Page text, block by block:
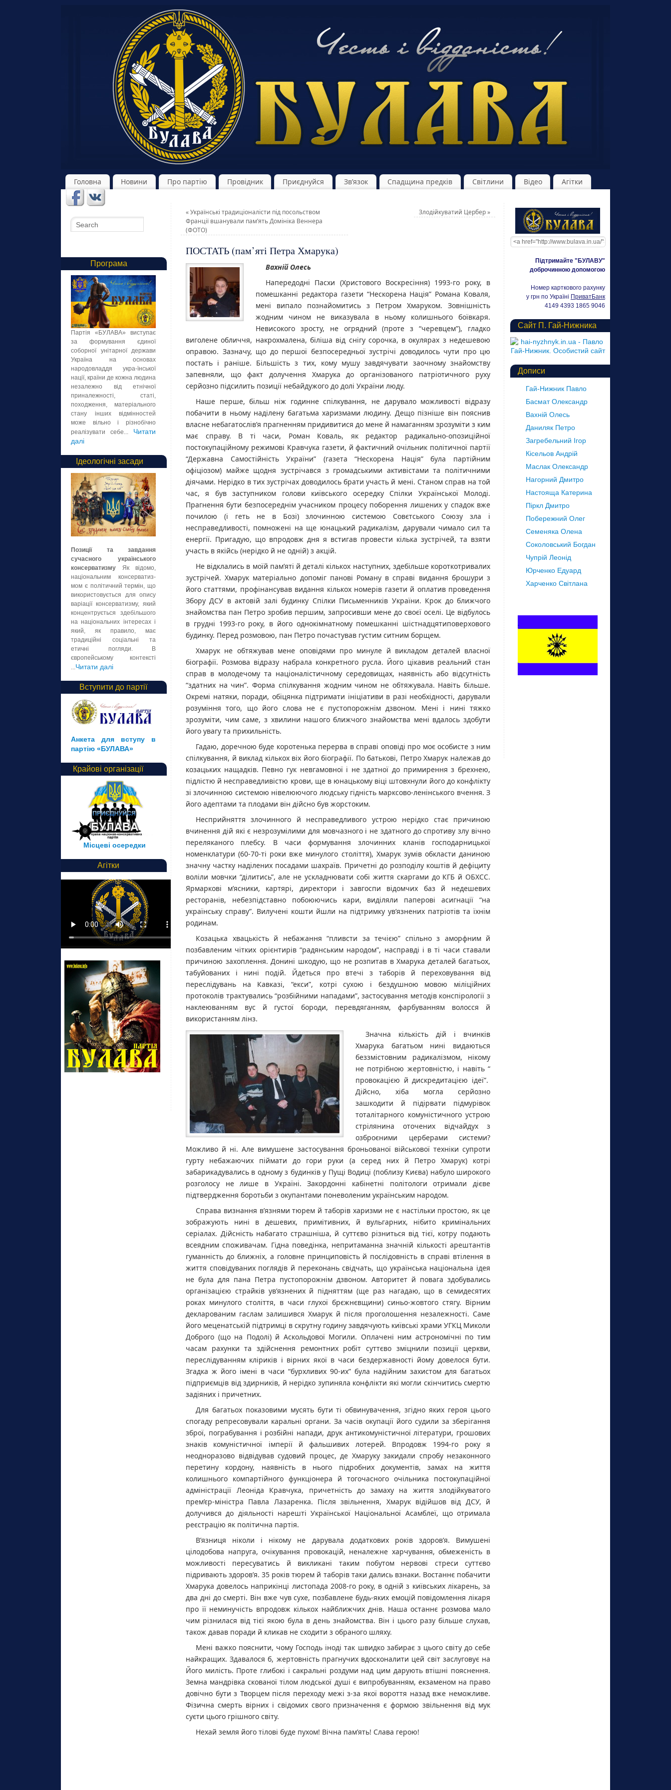
Головна Новини Про партію Провідник Приєднуйся Зв’язок Спадщина предків Світлини Відео Агітки
«Українські традиціоналісти під посольством
Франції вшанували пам’ять Домініка Веннера
(ФОТО)
Злодійкуватий Цербер»
ПОСТАТЬ (пам’яті Петра Хмарука)
Вахній Олесь
Напередодні Пасхи (Христового Воскресіння) 1993-го року, в
помешканні редактора газети “Нескорена Нація” Романа Коваля,
мені випало познайомитись з Петром Хмаруком. Зовнішність
жодним чином не виказувала в ньому колишнього боївкаря.
Невисокого зросту, не огрядний (проте з “черевцем”), гладко
виголене обличчя, накрохмалена, біліша від снігу сорочка, в окулярах з недешевою
оправою. Зазначу, що до першої безпосередньої зустрічі доводилось чути про цю
постать і раніше. Більшість з тих, кому мушу завдячувати заочному знайомству
запевняли, що факт долучення Хмарука до організованого патріотичного руху
серйозно підсилить позиції небайдужого до долі України люду.
Наше перше, більш ніж годинне спілкування, не дарувало можливості відразу
побачити в ньому наділену багатьма харизмами людину. Дещо пізніше він пояснив
власне небагатослів’я прагненням придивитися до мене й намаганням зрозуміти з ким
має справу. В ті часи, Роман Коваль, як редактор радикально-опозиційної
постокупаційному режимові Кравчука газети, й фактичний очільник політичної партії
“Державна Самостійність України” (газета “Нескорена Нація” була партійним
офіціозом) майже щодня зустрічався з громадськими активістами та політичними
діячами. Нерідко в тих зустрічах доводилось брати участь й мені. Станом справ на той
час, я був заступником голови київського осередку Спілки Української Молоді.
Прагнення бути безпосереднім учасником процесу поборення лишених у спадок вже
почилою (і геть не в Бозі) злочинною системою Совєтського Союзу зла і
несправедливості, помножені на ще юнацький радикалізм, дарували чимало сил та
енергії. Пригадую, що впродовж дня я встигав провести кілька зустрічей, та взяти
участь в якійсь (нерідко й не одній) з акцій.
Не відклались в моїй пам’яті й деталі кількох наступних, здебільше короткотривалих
зустрічей. Хмарук матеріально допоміг панові Роману в справі видання брошури з
його статтями, профінансував видання кількох номерів газети й оплатив проведення
Збору ДСУ в актовій залі будинку Спілки Письменників України. Крок до ближчого
знайомства пан Петро зробив першим, запросивши мене до своєї оселі. Це відбулось
в грудні 1993-го року, в його однокімнатному помешканні шістнадцятиповерхового
будинку. Перед розмовою, пан Петро почастував густим ситним борщем.
Хмарук не обтяжував мене оповідями про минуле й викладом деталей власної
біографії. Розмова відразу набрала конкретного русла. Його цікавив реальний стан
справ в молодечому та націоналістичному середовищах, наявність або відсутність
“здатних на чин”. Форма спілкування жодним чином не обтяжувала. Навіть більше.
Окремі натяки, поради, обіцянка підтримати ініціативи в разі необхідності, дарували
розуміння того, що його слова не є пустопорожнім дзвоном. Мені і нині тяжко
зрозуміти, чим саме, з хвилини нашого ближчого знайомства мені вдалось здобути
його увагу та прихильність.
Гадаю, доречною буде коротенька перерва в справі оповіді про моє особисте з ним
спілкування, й виклад кількох віх його біографії. По батькові, Петро Хмарук належав до
козацьких нащадків. Певно гук невгамовної і не здатної до примирення з брехнею,
підлістю й несправедливістю крови, ще в юнацькому віці штовхнули його до конфлікту
зі злочинною системою нівелюючого людську гідність марксово-ленінського вчення. З
його адептами та плодами він дійсно був жорстоким.
Несприйняття злочинного й несправедливого устрою нерідко стає причиною
вчинення дій які є незрозумілими для мовчазного і не здатного до спротиву злу вічно
переляканого плебсу. В часи формування злочинних кланів господарницької
номенклатури (60-70-ті роки вже минулого століття), Хмарук зумів обкласти даниною
значну частку наділених посадами шахраїв. Причетні до розподілу коштів й дефіциту
воліли мовчки “ділитись”, але не ускладнювати собі життя скаргами до КГБ й ОБХСС.
Ярмаркові м’ясники, картярі, директори і завгоспи відомчих баз й недешевих
ресторанів, небезпідставно побоюючись кари, виділяли паперові асигнації “на
українську справу”. Вилучені кошти йшли на підтримку ув’язнених патріотів та їхнім
родинам.
Козацька хвацькість й небажання “пливсти за течією” спільно з аморфним й
позбавленим чітких орієнтирів “радянським народом”, насправді і в ті часи ставали
причиною захоплення. Донині шкодую, що не розпитав в Хмарука деталей багатьох,
табуйованих і нині подій. Йдеться про втечі з таборів й переховування від
переслідувань на Кавказі, “екси”, котрі сухою і бездушною мовою міліційних
протоколів трактувались “розбійними нападами”, застосування методів конспірології з
наклеюванням вус й густої бороди, перевдяганням, фарбуванням волосся й
використанням лінз.
Значна кількість дій і вчинків
Хмарука багатьом нині видаються
беззмістовним радикалізмом, нікому
не потрібною жертовністю, і навіть “
провокацією й дискредитацією ідеї”.
Дійсно, хіба могла серйозно
зашкодити й підірвати підмурівок
тоталітарного комуністичного устрою
стрілянина оточених відчайдух з
озброєними церберами системи?
Можливо й ні. Але вимушене застосування броньованої військової техніки супроти
гурту небажаючих піймати до гори руки (а серед них й Петро Хмарук) котрі
забарикадувались в одному з будинків у Пущі Водиці (поблизу Києва) набуло широкого
розголосу не лише в Україні. Закордонні кабінетні політологи отримали дієве
підтвердження боротьби з окупантами поневоленим українським народом.
Справа визнання в’язнями тюрем й таборів харизми не є настільки простою, як це
зображують нині в дешевих, примітивних, й вульгарних, нібито кримінальних
серіалах. Дійсність набагато страшніша, й суттєво різниться від тієї, котру подають
всеядним споживачам. Гідна поведінка, непритаманна значній кількості арештантів
гуманність до ближніх, а головне принциповість й послідовність в справі втілення в
життя сповідуваних поглядів й переконань свідчать, що українська національна ідея
не була для пана Петра пустопорожнім дзвоном. Авторитет й повага здобувались
організацією страйків ув’язнених й підняттям (ще раз нагадаю, що в семидесятих
роках минулого століття, в часи глухої брєжнєвщини) синьо-жовтого стягу. Вірним
декларованим гаслам залишився Хмарук й після проголошення незалежності. Саме
його меценатській підтримці в скрутну годину завдячують київські храми УГКЦ Миколи
Доброго (що на Подолі) й Аскольдової Могили. Оплачені ним астрономічні по тим
часам рахунки та здійснення ремонтних робіт суттєво зміцнили позиції церкви,
переслідуванням кліриків і вірних якої в часи бездержавності йому довелося бути.
Згадка ж його імені в часи “бурхливих 90-их” була надійним захистом для багатьох
підприємців від здирників, й нерідко зупиняла конфлікти які могли скінчитись смертю
задіяних і причетних.
Для багатьох показовими мусять бути ті обвинувачення, згідно яких героя цього
спогаду репресовували каральні органи. За часів окупації його судили за зберігання
зброї, пограбування і розбійні напади, друк антикомуністичної літератури, грошових
знаків комуністичної імперії й фальшивих лотерей. Впродовж 1994-го року я
неодноразово відвідував судовий процес, де Хмаруку закидали спробу незаконного
перетину кордону, наявність в нього підробних документів, замах на життя
колишнього компартійного функціонера й тогочасного очільника постокупаційної
адміністрації Леоніда Кравчука, причетність до замаху на життя злодійкуватого
прем’єр-міністра Павла Лазаренка. Після звільнення, Хмарук відійшов від ДСУ, й
долучився до діяльності нарешті Української Національної Асамблеї, що отримала
реєстрацію як політична партія.
В’язниця ніколи і нікому не дарувала додаткових років здоров’я. Вимушені
цілодобова напруга, очікування провокацій, неналежне харчування, обмеженість в
можливості пересуватись й викликані таким побутом нервові стреси суттєво
підривають здоров’я. 35 років тюрем й таборів таки дались взнаки. Востаннє побачити
Хмарука довелось наприкінці листопада 2008-го року, в одній з київських лікарень, за
два дні до смерті. Він вже чув сухе, позбавлене будь-яких емоцій повідомлення лікаря
про її неминучість впродовж кількох найближчих днів. Наша останнє розмова мало
чим різнилася від тієї якою була в день знайомства. Він і цього разу більше слухав,
також давав поради й кликав не сходити з обраного шляху.
Мені важко пояснити, чому Господь іноді так швидко забирає з цього світу до себе
найкращих. Здавалося б, жертовність прагнучих вдосконалити цей світ заслуговує на
Його милість. Проте глибокі і сакральні роздуми над цим дарують втішні пояснення.
Земна мандрівка скованої тілом людської душі є випробуванням, екзаменом на право
довічно бути з Творцем після переходу межі з-за якої вороття назад вже неможливе.
Фізична смерть вірних і свідомих свого призначення є формою звільнення від мук
суєти цього грішного світу.
Нехай земля його тілові буде пухом! Вічна пам’ять! Слава герою!
Програма
Партія «БУЛАВА» виступає
за формування єдиної
соборної унітарної держави
Україна на основах
народовладдя укра-їнської
нації, країни де кожна людина
незалежно від етнічної
приналежності, статі,
походження, матеріального
стану інших відмінностей
може вільно і різнобічно
реалізувати себе... Читати
далі
Ідеологічні засади
Позиції та завдання
сучасного українського
консерватизму Як відомо,
національним консерватиз-
мом є політичний термін, що
використовується для опису
варіації консерватизму, який
концентрується здебільшого
на національних інтересах і
який, як правило, має
традиційні соціальні та
етичні погляди. В
європейському контексті
...Читати далі
Вступити до партії
Анкета для вступу в
партію «БУЛАВА»
Крайові організації
Місцеві осередки
Агітки
Підтримайте "БУЛАВУ"
доброчинною допомогою
Номер карткового рахунку
у грн по Україні ПриватБанк
4149 4393 1865 9046
Сайт П. Гай-Нижника
Дописи
Гай-Нижник Павло
Басмат Олександр
Вахній Олесь
Даниляк Петро
Загребельний Ігор
Кісельов Андрій
Маслак Олександр
Нагорний Дмитро
Настояща Катерина
Піркл Дмитро
Побережний Олег
Семеняка Олена
Соколовський Богдан
Чупрій Леонід
Юрченко Едуард
Харченко Світлана